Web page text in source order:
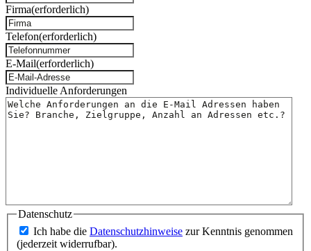
Firma(erforderlich)
Telefon(erforderlich)
E-Mail(erforderlich)
Individuelle Anforderungen
Datenschutz
Ich habe die Datenschutzhinweise zur Kenntnis genommen
(jederzeit widerrufbar).